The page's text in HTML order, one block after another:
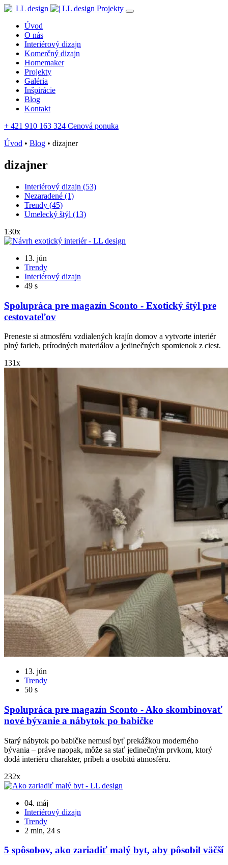
Projekty
Úvod
O nás
Interiérový dizajn
Komerčný dizajn
Homemaker
Projekty
Galéria
Inšpirácie
Blog
Kontakt
+ 421 910 163 324 Cenová ponuka
Úvod • Blog • dizajner
dizajner
Interiérový dizajn (53)
Nezaradené (1)
Trendy (45)
Umelecký štýl (13)
130x
13. jún
Trendy
Interiérový dizajn
49 s
Spolupráca pre magazín Sconto - Exotický štýl pre
cestovateľov
Preneste si atmosféru vzdialených krajín domov a vytvorte interiér
plný farieb, prírodných materiálov a jedinečných spomienok z ciest.
131x
13. jún
Trendy
50 s
Spolupráca pre magazín Sconto - Ako skombinovať
nové bývanie a nábytok po babičke
Starý nábytok po babičke nemusí byť prekážkou moderného
bývania – práve naopak, môže sa stať jedinečným prvkom, ktorý
dodá interiéru charakter, príbeh a osobitú atmosféru.
232x
04. máj
Interiérový dizajn
Trendy
2 min, 24 s
5 spôsobov, ako zariadiť malý byt, aby pôsobil väčší